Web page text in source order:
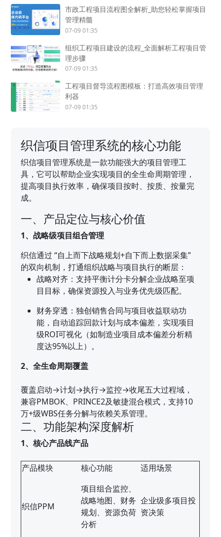
市政工程项目流程图全解析_助您轻松掌握项目
管理精髓
07-09 01:35
组织工程项目建设的流程_全面解析工程项目管
理步骤
07-09 01:35
工程项目督导流程图模板：打造高效项目管理
利器
07-09 01:35
织信项目管理系统的核心功能
织信项目管理系统是一款功能强大的项目管理工
具，它可以帮助企业实现项目的全生命周期管理，
提高项目执行效率，确保项目按时、按质、按量完
成。
一、产品定位与核心价值
1、战略级项目组合管理
织信通过 “自上而下战略规划+自下而上数据采集”
的双向机制，打通组织战略与项目执行的断层：
战略对齐：支持平衡计分卡分解企业战略至项
目目标，确保资源投入与业务优先级匹配。
财务穿透：独创销售合同与项目收益联动功
能，自动追踪回款计划与成本偏差，实现项目
级ROI可视化（如制造业项目成本偏差分析精
度达95%以上）。
2、全生命周期覆盖
覆盖启动→计划→执行→监控→收尾五大过程域，
兼容PMBOK、PRINCE2及敏捷混合模式，支持10
万+级WBS任务分解与依赖关系管理。
二、功能架构深度解析
1、核心产品线产品
产品模块 核心功能 适用场景
织信PPM
项目组合监控、
战略地图、财务
规划、资源负荷
分析
企业级多项目投
资决策